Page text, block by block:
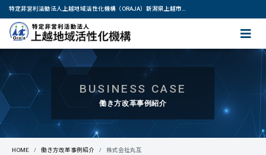
特定非営利活動法人上越地域活性化機構（ORAJA）新潟県上越市・妙高市｜IT技術を基盤技術として提供し、地域や産業の活性化に尽力します。
BUSINESS CASE
働き方改革事例紹介
HOME 働き方改革事例紹介 株式会社丸互